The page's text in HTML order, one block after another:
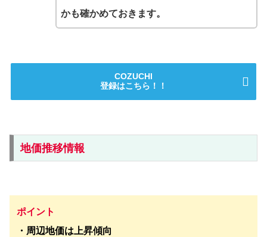
かも確かめておきます。
COZUCHI
登録はこちら！！
地価推移情報
ポイント
・周辺地価は上昇傾向